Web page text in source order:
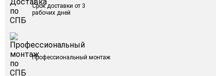
Срок доставки от 3
рабочих дней
Профессиональный монтаж